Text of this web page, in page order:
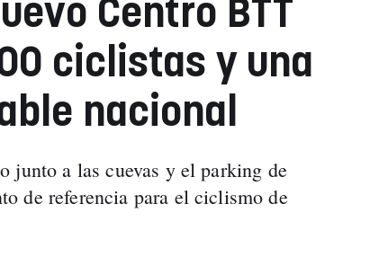
Centro BTT
ciclistas y una
nacional
junto a las cuevas y el parking de
de referencia para el ciclismo de